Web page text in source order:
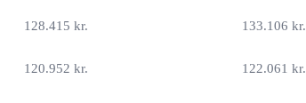
128.415 kr. 133.106 kr.
120.952 kr. 122.061 kr.